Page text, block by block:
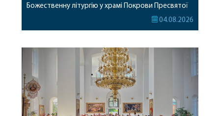
Божественну літургію у храмі Покрови Пресвятої
Богородиці села Терешки Барського благочиння.
рівноапостольної Марії Магдалини з часткою її
святих мощей, передана зі Святої Гори Афон.
Також для поклоніння вірянам […]
04.08.2026